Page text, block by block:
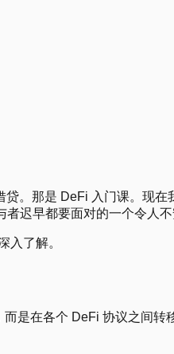
。那是 DeFi 入门课。现
迟早都要面对的一个令人不
入了解。
在各个 DeFi 协议之间转